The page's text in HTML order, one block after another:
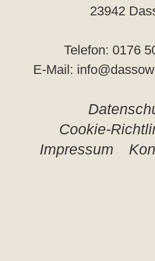
23942
Telefon: 0176
E-Mail:
Cookie-
Impressum